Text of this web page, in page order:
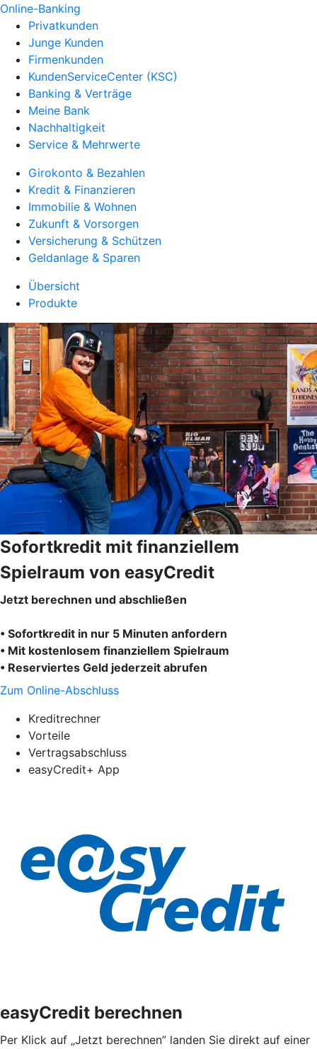
Online-Banking
Privatkunden
Junge Kunden
Firmenkunden
KundenServiceCenter (KSC)
Banking & Verträge
Meine Bank
Nachhaltigkeit
Service & Mehrwerte
Girokonto & Bezahlen
Kredit & Finanzieren
Immobilie & Wohnen
Zukunft & Vorsorgen
Versicherung & Schützen
Geldanlage & Sparen
Übersicht
Produkte
Sofortkredit mit finanziellem
Spielraum von easyCredit
Jetzt berechnen und abschließen
• Sofortkredit in nur 5 Minuten anfordern
• Mit kostenlosem finanziellem Spielraum
• Reserviertes Geld jederzeit abrufen
Zum Online-Abschluss
Kreditrechner
Vorteile
Vertragsabschluss
easyCredit+ App
easyCredit berechnen
Per Klick auf „Jetzt berechnen” landen Sie direkt auf einer